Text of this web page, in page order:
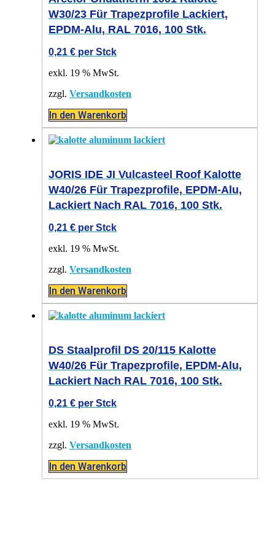
W30/23 Für Trapezprofile Lackiert,
EPDM-Alu, RAL 7016, 100 Stk.
0,21 € per Stck
exkl. 19 % MwSt.
zzgl. Versandkosten
In den Warenkorb
JORIS IDE JI Vulcasteel Roof Kalotte
W40/26 Für Trapezprofile, EPDM-Alu,
Lackiert Nach RAL 7016, 100 Stk.
0,21 € per Stck
exkl. 19 % MwSt.
zzgl. Versandkosten
In den Warenkorb
DS Staalprofil DS 20/115 Kalotte
W40/26 Für Trapezprofile, EPDM-Alu,
Lackiert Nach RAL 7016, 100 Stk.
0,21 € per Stck
exkl. 19 % MwSt.
zzgl. Versandkosten
In den Warenkorb